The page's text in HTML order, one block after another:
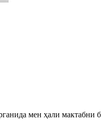
мен ҳали мактабни